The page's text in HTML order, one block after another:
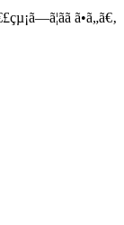
ã•ã„ã€‚